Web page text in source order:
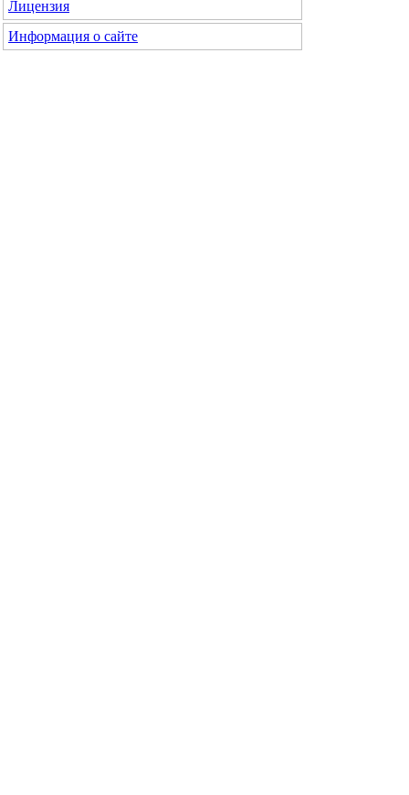
Лицензия
Информация о сайте